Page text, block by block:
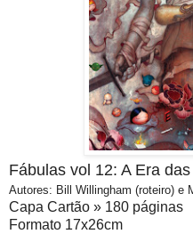
Fábulas vol 12: A Era
Autores: Bill Willingham (roteiro) e
Capa Cartão » 180 páginas
Formato 17x26cm